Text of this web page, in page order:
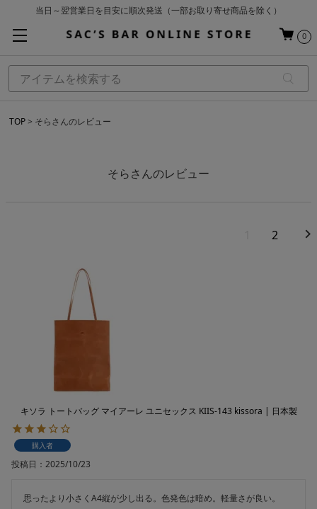
当日～翌営業日を目安に順次発送（一部お取り寄せ商品を除く）
基本配送料 ¥550(沖縄・離島を除く)
0
TOP そらさんのレビュー
そらさんのレビュー
2
キソラ トートバッグ マイアーレ ユニセックス KIIS-143 kissora | 日本製
購入者
投稿日 2025/10/23
思ったより小さくA4縦が少し出る。色発色は暗め。軽量さが良い。